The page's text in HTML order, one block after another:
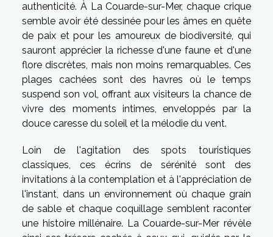
authenticité. À La Couarde-sur-Mer, chaque crique
semble avoir été dessinée pour les âmes en quête
de paix et pour les amoureux de biodiversité, qui
sauront apprécier la richesse d'une faune et d'une
flore discrètes, mais non moins remarquables. Ces
plages cachées sont des havres où le temps
suspend son vol, offrant aux visiteurs la chance de
vivre des moments intimes, enveloppés par la
douce caresse du soleil et la mélodie du vent.
Loin de l'agitation des spots touristiques
classiques, ces écrins de sérénité sont des
invitations à la contemplation et à l'appréciation de
l'instant, dans un environnement où chaque grain
de sable et chaque coquillage semblent raconter
une histoire millénaire. La Couarde-sur-Mer révèle